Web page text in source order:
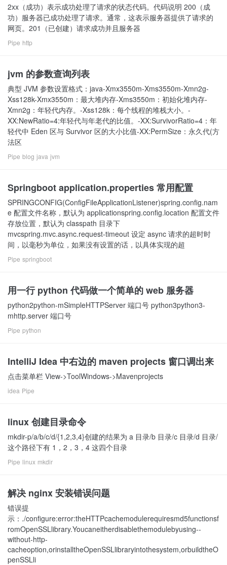
2xx（成功）表示成功处理了请求的状态代码。代码说明 200（成
功）服务器已成功处理了请求。通常，这表示服务器提供了请求的
网页。201（已创建）请求成功并且服务器
Pipe http
jvm 的参数查询列表
典型 JVM 参数设置格式：java-Xmx3550m-Xms3550m-Xmn2g-
Xss128k-Xmx3550m：最大堆内存-Xms3550m：初始化堆内存-
Xmn2g：年轻代内存。-Xss128k：每个线程的堆栈大小。-
XX:NewRatio=4:年轻代与年老代的比值。-XX:SurvivorRatio=4：年
轻代中 Eden 区与 Survivor 区的大小比值-XX:PermSize：永久代(方
法区
Pipe blog java jvm
Springboot application.properties 常用配置
SPRINGCONFIG(ConfigFileApplicationListener)spring.config.nam
e 配置文件名称，默认为 applicationspring.config.location 配置文件
存放位置，默认为 classpath 目录下
mvcspring.mvc.async.request-timeout 设定 async 请求的超时时
间，以毫秒为单位，如果没有设置的话，以具体实现的超
Pipe springboot
用一行 python 代码做一个简单的 web 服务器
python2python-mSimpleHTTPServer 端口号 python3python3-
mhttp.server 端口号
Pipe python
IntelliJ Idea 中右边的 maven projects 窗口调出来
点击菜单栏 View->ToolWindows->Mavenprojects
idea Pipe
linux 创建目录命令
mkdir-p/a/b/c/d/{1,2,3,4}创建的结果为 a 目录/b 目录/c 目录/d 目录/
这个路径下有 1，2，3，4 这四个目录
Pipe linux mkdir
解决 nginx 安装错误问题
错误提
示：./configure:error:theHTTPcachemodulerequiresmd5functionsf
romOpenSSLlibrary.Youcaneitherdisablethemodulebyusing--
without-http-
cacheoption,orinstalltheOpenSSLlibraryintothesystem,orbuildtheO
penSSLli